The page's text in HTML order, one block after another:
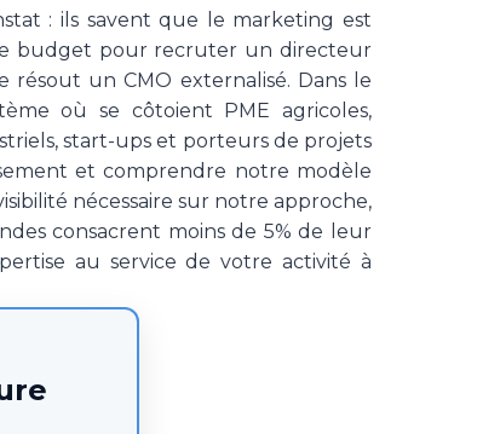
: ils savent que le marketing est
budget pour recruter un directeur
un CMO externalisé. Dans le
où se côtoient PME agricoles,
start-ups et porteurs de projets
et comprendre notre modèle
nécessaire sur notre approche,
consacrent moins de 5% de leur
au service de votre activité à